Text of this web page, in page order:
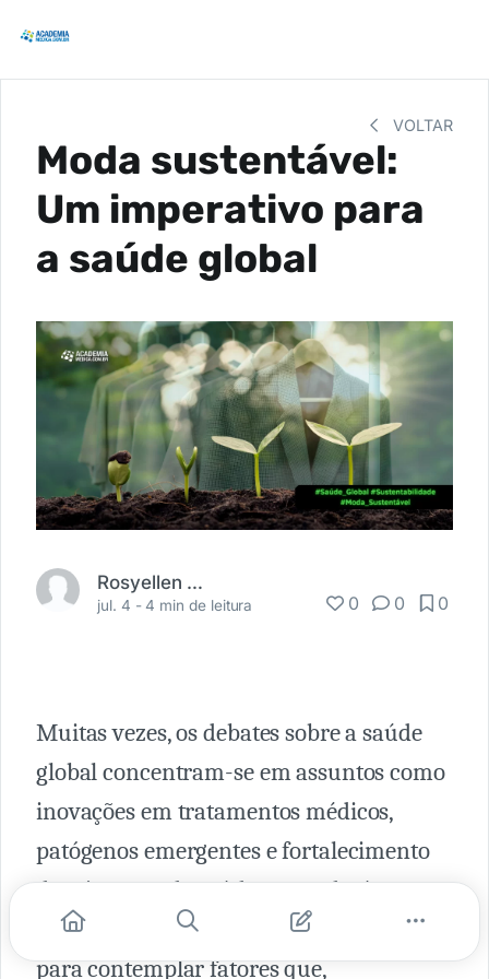
VOLTAR
Moda sustentável:
Um imperativo para
a saúde global
Rosyellen R. Szvarça
jul. 4 -4 min de leitura 0 0 0
Muitas vezes, os debates sobre a saúde
global concentram-se em assuntos como
inovações em tratamentos médicos,
patógenos emergentes e fortalecimento
dos sistemas de saúde. Contudo, é
fundamental expandirmos nossa visão
para contemplar fatores que,